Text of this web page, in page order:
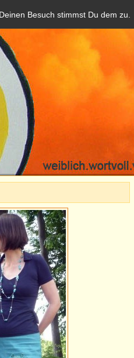
Besuch stimmst Du dem zu.